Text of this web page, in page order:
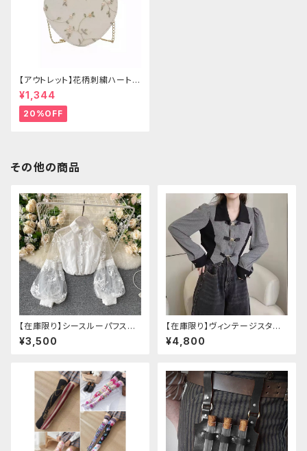
【アウトレット】花柄刺繍ハートバ
ッグ
¥1,344
20%OFF
その他の商品
【在庫限り】シースルーパフスリ
ーブ刺繍ブラウス
¥3,500
【在庫限り】ヴィンテージスタイ
ルバックルベルトシャツ
¥4,800